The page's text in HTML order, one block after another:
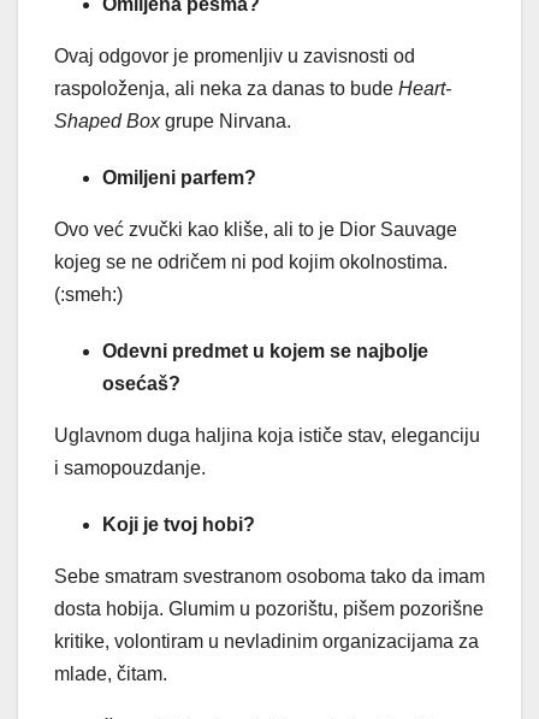
Omiljena pesma?
Ovaj odgovor je promenljiv u zavisnosti od
raspoloženja, ali neka za danas to bude Heart-
Shaped Boxgrupe Nirvana.
Omiljeni parfem?
Ovo već zvučki kao kliše, ali to je Dior Sauvage
kojeg se ne odričem ni pod kojim okolnostima.
(:smeh:)
Odevni predmet u kojem se najbolje
osećaš?
Uglavnom duga haljina koja ističe stav, eleganciju
i samopouzdanje.
Koji je tvoj hobi?
Sebe smatram svestranom osoboma tako da imam
dosta hobija. Glumim u pozorištu, pišem pozorišne
kritike, volontiram u nevladinim organizacijama za
mlade, čitam.